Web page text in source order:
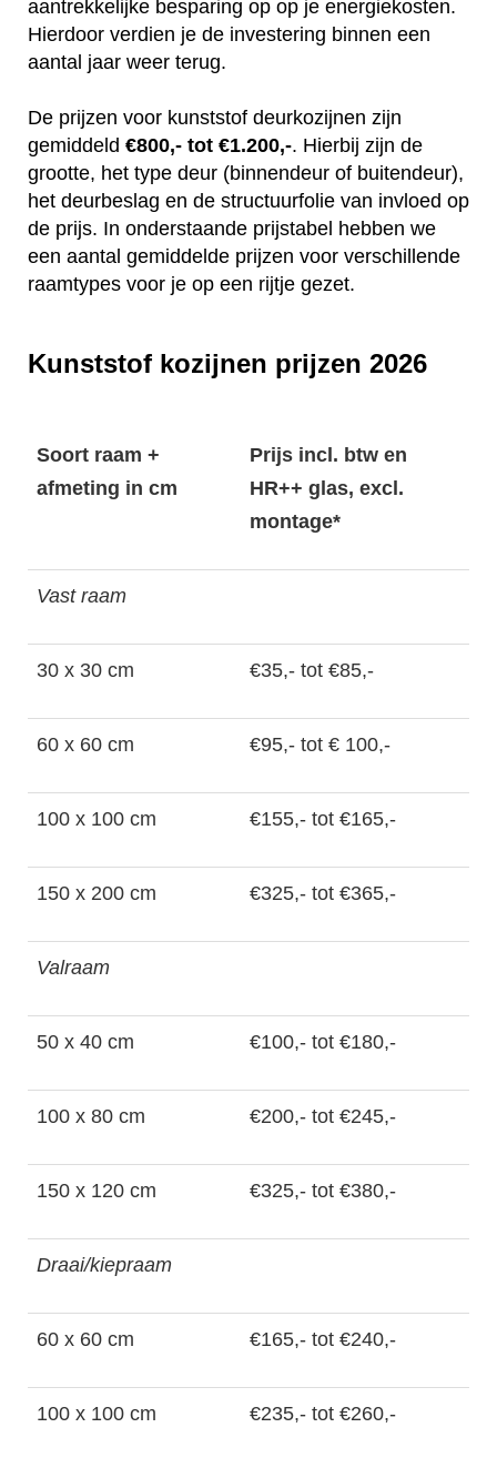
aantrekkelijke besparing op op je energiekosten.
Hierdoor verdien je de investering binnen een
aantal jaar weer terug.
De prijzen voor kunststof deurkozijnen zijn
gemiddeld €800,- tot €1.200,-. Hierbij zijn de
grootte, het type deur (binnendeur of buitendeur),
het deurbeslag en de structuurfolie van invloed op
de prijs. In onderstaande prijstabel hebben we
een aantal gemiddelde prijzen voor verschillende
raamtypes voor je op een rijtje gezet.
Kunststof kozijnen prijzen 2026
Soort raam +
afmeting in cm
Prijs incl. btw en
HR++ glas, excl.
montage*
Vast raam
30 x 30 cm €35,- tot €85,-
60 x 60 cm €95,- tot € 100,-
100 x 100 cm €155,- tot €165,-
150 x 200 cm €325,- tot €365,-
Valraam
50 x 40 cm €100,- tot €180,-
100 x 80 cm €200,- tot €245,-
150 x 120 cm €325,- tot €380,-
Draai/kiepraam
60 x 60 cm €165,- tot €240,-
100 x 100 cm €235,- tot €260,-